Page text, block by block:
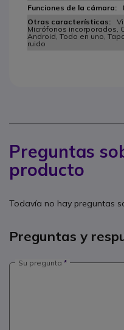
Micrófonos incorporados,
Android, Todo en uno,
ruido
Preguntas
producto
Todavía no hay preguntas
Preguntas y
Su pregunta